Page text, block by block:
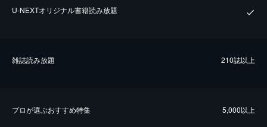
U-NEXTオリジナル書籍読み放題
雑誌読み放題 210誌以上
プロが選ぶおすすめ特集 5,000以上